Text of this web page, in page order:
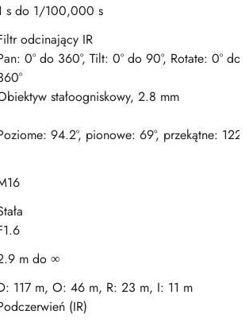
s do 1/100,000 s
odcinający IR
0° do 360°, Tilt: 0° do 90°, Rotate: 0° do
stałoogniskowy, 2.8 mm
94.2°, pionowe: 69°, przekątne:
m do ∞
117 m, O: 46 m, R: 23 m, I: 11 m
(IR)